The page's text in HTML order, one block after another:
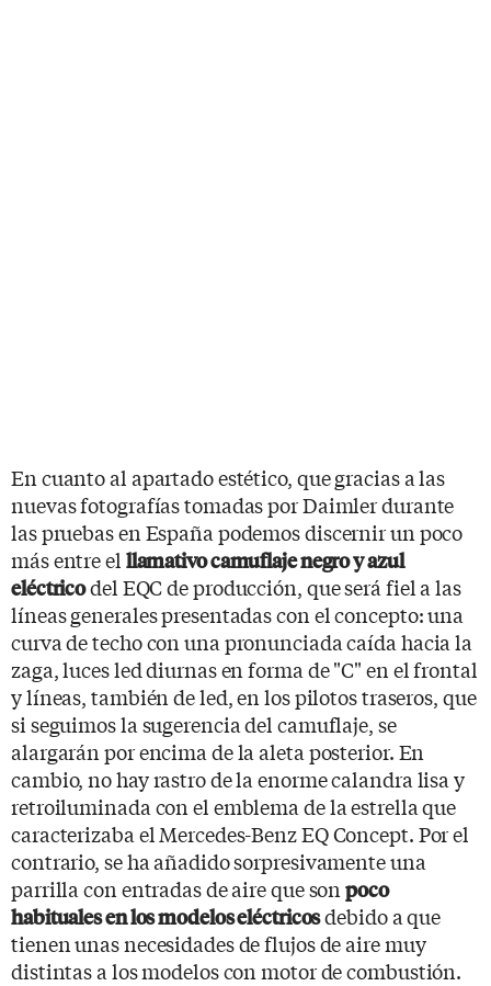
En cuanto al apartado estético, que gracias a las
nuevas fotografías tomadas por Daimler durante
las pruebas en España podemos discernir un poco
más entre el llamativo camuflaje negro y azul
eléctricodel EQC de producción, que será fiel a las
líneas generales presentadas con el concepto: una
curva de techo con una pronunciada caída hacia la
zaga, luces led diurnas en forma de "C" en el frontal
y líneas, también de led, en los pilotos traseros, que
si seguimos la sugerencia del camuflaje, se
alargarán por encima de la aleta posterior. En
cambio, no hay rastro de la enorme calandra lisa y
retroiluminada con el emblema de la estrella que
caracterizaba el Mercedes-Benz EQ Concept. Por el
contrario, se ha añadido sorpresivamente una
parrilla con entradas de aire que sonpoco
habituales en los modelos eléctricosdebido a que
tienen unas necesidades de flujos de aire muy
distintas a los modelos con motor de combustión.